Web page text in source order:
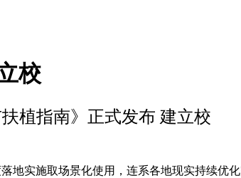
校
植指南》正式发布 建立校
施取场景化使用，连系各地现实持续优